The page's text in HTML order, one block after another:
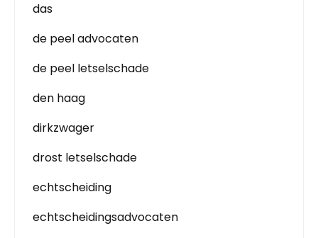
das
de peel advocaten
de peel letselschade
den haag
dirkzwager
drost letselschade
echtscheiding
echtscheidingsadvocaten